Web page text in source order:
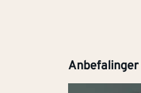
Anbefalinger